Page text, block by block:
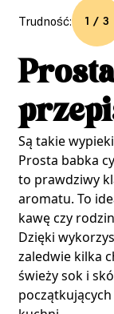
Trudność: 1 / 3
Są takie
Prosta babka
to prawdziwy
aromatu. To
kawę czy
Dzięki
zaledwie kilka
świeży sok i